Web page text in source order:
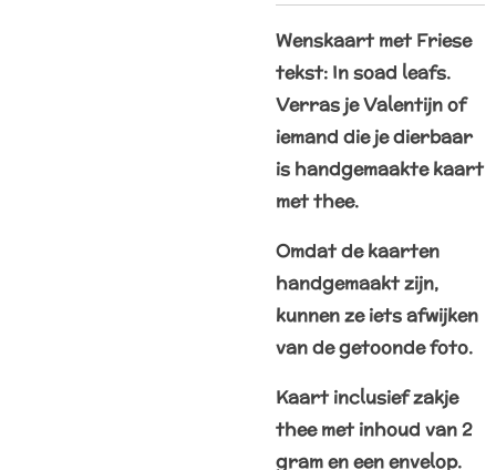
Wenskaart met Friese
tekst: In soad leafs.
Verras je Valentijn of
iemand die je dierbaar
is handgemaakte kaart
met thee.
Omdat de kaarten
handgemaakt zijn,
kunnen ze iets afwijken
van de getoonde foto.
Kaart inclusief zakje
thee met inhoud van 2
gram en een envelop.